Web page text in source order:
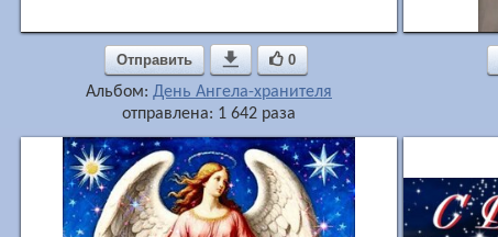
Отправить  0
Альбом: День Ангела-хранителя
отправлена: 1 642 раза